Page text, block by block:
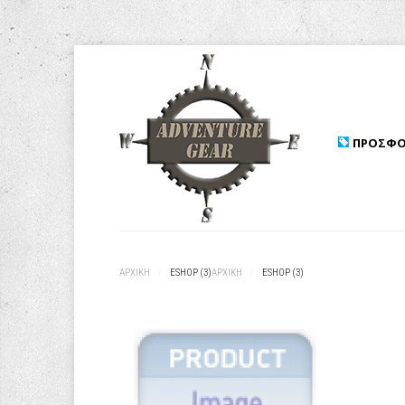
ΑΡΧΙΚΉ ESHOP (3)ΑΡΧΙΚΉ ESHOP (3)